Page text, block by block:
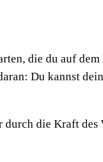
die du auf
Du kannst
die Kraft